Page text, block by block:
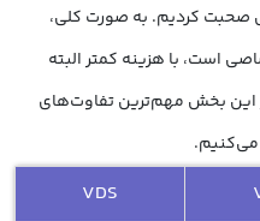
صحبت کردیم. به صورت کلی،
است، با هزینه کمتر البته
این بخش مهم‌ترین تفاوت‌های
VDS